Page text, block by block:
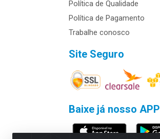
Política de Qualidade
Política de Pagamento
Trabalhe conosco
Site Seguro
Baixe já nosso APP